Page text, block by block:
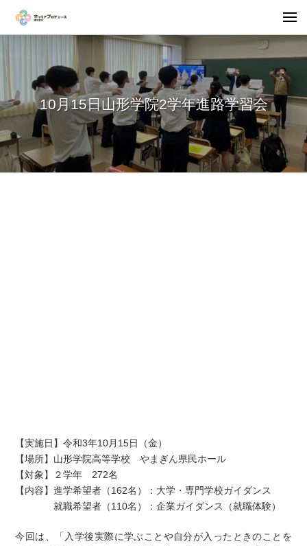
10月15日山形学院2学年進路学習会
【実施日】令和3年10月15日（金）
【場所】山形学院高等学校 やまぎん県民ホール
【対象】２学年 272名
【内容】進学希望者（162名）：大学・専門学校ガイダンス
就職希望者（110名）：企業ガイダンス（就職体験）
今回は、「入学後実際に学ぶことや自分が入ったときのことを